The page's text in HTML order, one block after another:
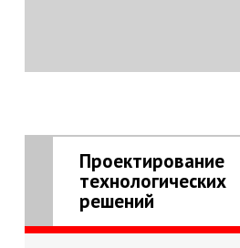
Проектирование
технологических
решений